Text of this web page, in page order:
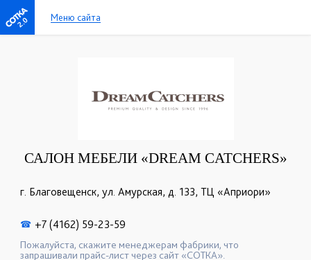
2.0 Меню сайта
САЛОН МЕБЕЛИ «DREAM CATCHERS»
г. Благовещенск, ул. Амурская, д. 133, ТЦ «Априори»
☎ +7 (4162) 59-23-59
Пожалуйста, скажите менеджерам фабрики, что
запрашивали прайс-лист через сайт «СОТКА».